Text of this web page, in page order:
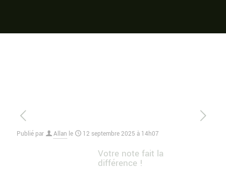
Publié par Allan le 12 septembre 2025 à 14h07
Votre note fait la
différence !